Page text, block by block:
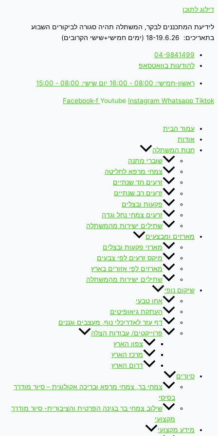
דילוג לתוכן
לידיעת המתכננים לבקר, המשתלה תהיה סגורה לביקורים השבוע
בתאריכים: 18-19.6.26 (ימים חמישי+שישי הקרובים)
04-9841499
להודעות בוואטסאפ
ראשון-חמישי: 08:00 - 16:00 יום שישי: 08:00 - 15:00
Facebook-f Youtube Instagram Whatsapp Tiktok
עמוד הבית
אודות
חנות המשתלה
שוברי מתנה
צמחי מרפא לחליטה
זרעים חד שנתיים
זרעים רב שנתיים
פקעות ובצלים
זרעים צמחי נחל וגדה
שתילים ישירות מהמשתלה
מארזים ומבצעים
מארזי פקעות ובצלים
מיקס זרעים לפי צבעים
מארזים לפי אזורים בארץ
שתילים ישירות מהמשתלה
שיקום נופי
אחו טבעי
העתקת גיאופיטים
דף עזר לאדריכלי נוף, מעצבים וגננים
פרוייקטים/ עבודות הצלה
צפון הארץ
מרכז הארץ
דרום הארץ
סיורים
צמחי בר, צמחי מרפא ובריכה אקולוגית – סיור מודרך
בסיסי
שילוב צמחי בר בגינה הפרטית והציבורית- סיור מודרך
מקצועי
מידע מקצועי